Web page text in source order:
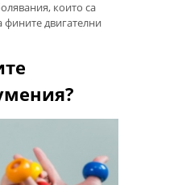
които са
фините двигателни